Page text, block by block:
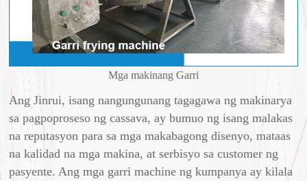
Mga makinang Garri
Ang Jinrui, isang nangungunang tagagawa ng makinarya
sa pagpoproseso ng cassava, ay bumuo ng isang malakas
na reputasyon para sa mga makabagong disenyo, mataas
na kalidad na mga makina, at serbisyo sa customer ng
pasyente. Ang mga garri machine ng kumpanya ay kilala